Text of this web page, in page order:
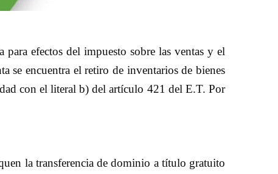
efectos del impuesto sobre las ventas y el
se encuentra el retiro de inventarios de bienes
con el literal b) del artículo 421 del E.T. Por
la transferencia de dominio a título gratuito